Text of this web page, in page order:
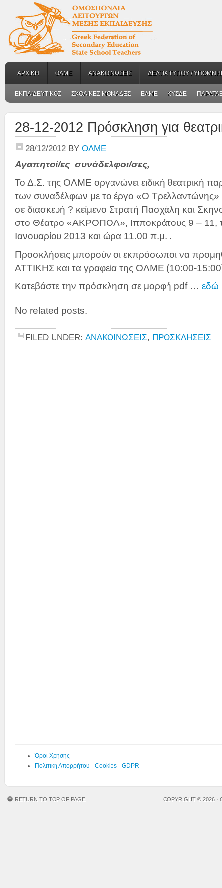
ΑΡΧΙΚΗ ΟΛΜΕ ΑΝΑΚΟΙΝΩΣΕΙΣ ΔΕΛΤΙΑ ΤΥΠΟΥ /
ΕΚΠΑΙΔΕΥΤΙΚΟΣ ΣΧΟΛΙΚΕΣ ΜΟΝΑΔΕΣ ΕΛΜΕ ΚΥΣΔΕ
28-12-2012 Πρόσκληση για
28/12/2012 BY ΟΛΜΕ
Αγαπητοί/ες συνάδελφοι/σες,
Το Δ.Σ. της ΟΛΜΕ οργανώνει ειδική θεατρική
των συναδέλφων με το έργο «Ο Τρελλαντώνης»
σε διασκευή ? κείμενο Στρατή Πασχάλη και
στο Θέατρο «ΑΚΡΟΠΟΛ», Ιπποκράτους 9 – 11,
Ιανουαρίου 2013 και ώρα 11.00 π.μ. .
Προσκλήσεις μπορούν οι εκπρόσωποι να
ΑΤΤΙΚΗΣ και τα γραφεία της ΟΛΜΕ (10:00-
Κατεβάστε την πρόσκληση σε μορφή pdf … εδώ
No related posts.
FILED UNDER: ΑΝΑΚΟΙΝΩΣΕΙΣ, ΠΡΟΣΚΛΗΣΕΙΣ
Όροι Χρήσης
Πολιτική Απορρήτου - Cookies - GDPR
RETURN TO TOP OF PAGE COPYRIGHT © 2026 ·